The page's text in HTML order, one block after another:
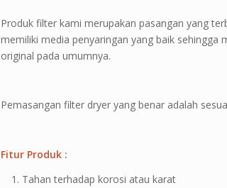
Produk filter kami merupakan pasangan yang
memiliki media penyaringan yang baik
original pada umumnya.
Pemasangan filter dryer yang benar adalah
Fitur Produk :
Tahan terhadap korosi atau karat